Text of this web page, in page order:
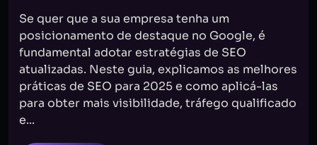
Se quer que a sua empresa tenha um
posicionamento de destaque no Google, é
fundamental adotar estratégias de SEO
atualizadas. Neste guia, explicamos as melhores
práticas de SEO para 2025 e como aplicá-las
para obter mais visibilidade, tráfego qualificado
e...